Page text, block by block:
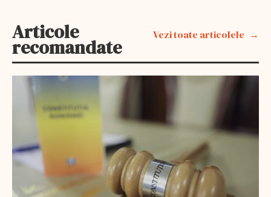
Articole
recomandate
Vezi toate articolele